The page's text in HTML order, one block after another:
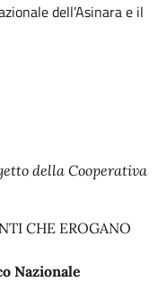
dell’Asinara e il
della Cooperativa
CHE EROGANO
Nazionale